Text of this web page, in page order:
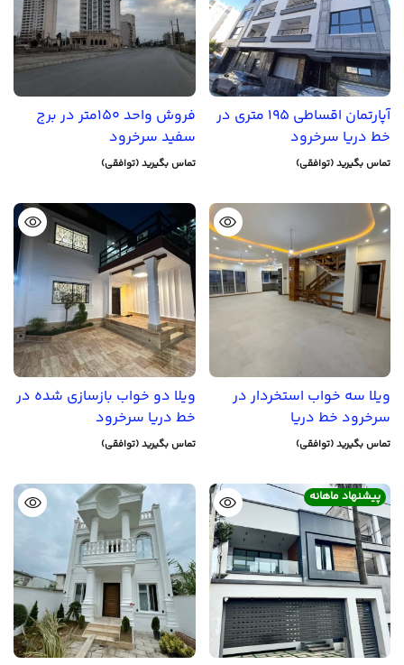
آپارتمان اقساطی 195 متری در
خط دریا سرخرود
تماس بگیرید (توافقی)
فروش واحد 150متر در برج
سفید سرخرود
تماس بگیرید (توافقی)
ویلا سه خواب استخردار در
سرخرود خط دریا
تماس بگیرید (توافقی)
ویلا دو خواب بازسازی شده در
خط دریا سرخرود
تماس بگیرید (توافقی)
پیشنهاد ماهانه